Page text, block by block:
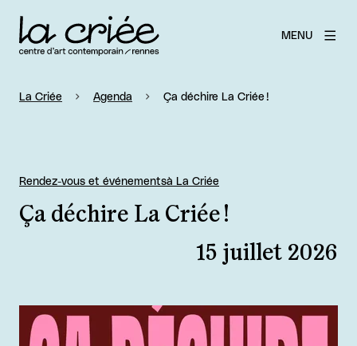
MENU
La Criée Agenda Ça déchire La Criée !
Ça déchire La Criée !
15 juillet 2026
Rendez-vous et événementsà La Criée
Agrandir